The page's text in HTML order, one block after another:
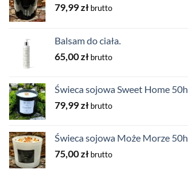
79,99zł brutto
Balsam do ciała.
65,00zł brutto
Świeca sojowa Sweet Home 50h
79,99zł brutto
Świeca sojowa Może Morze 50h
75,00zł brutto